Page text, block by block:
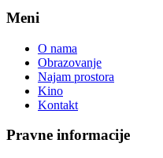
Meni
O nama
Obrazovanje
Najam prostora
Kino
Kontakt
Pravne informacije